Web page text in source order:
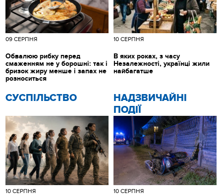
CУСПІЛЬСТВО
10 СЕРПНЯ
НАДЗВИЧАЙНІ
ПОДІЇ
10 СЕРПНЯ
09 СЕРПНЯ
Обвалюю рибку перед
смаженням не у борошні: так і
бризок жиру менше і запах не
розноситься
10 СЕРПНЯ
В яких роках, з часу
Незалежності, українці жили
найбагатше